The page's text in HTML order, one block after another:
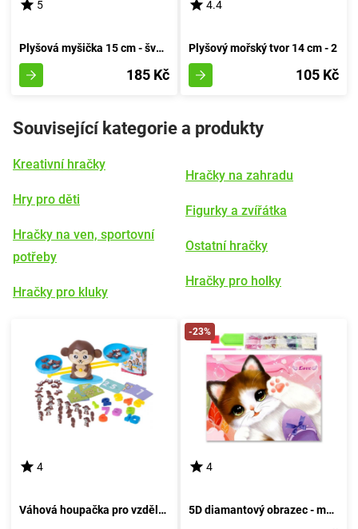
5
Plyšová myšička 15 cm - švestková
185 Kč
4.4
Plyšový mořský tvor 14 cm - 2
105 Kč
Související kategorie a produkty
Kreativní hračky
Hry pro děti
Hračky na ven, sportovní
potřeby
Hračky pro kluky
Hračky na zahradu
Figurky a zvířátka
Ostatní hračky
Hračky pro holky
4
Váhová houpačka pro vzdělávání opic
-23%
4
5D diamantový obrazec - malé koťátko